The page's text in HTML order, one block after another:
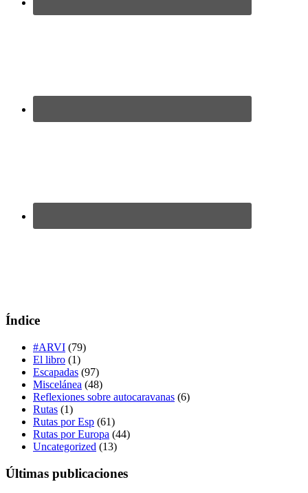
Índice
#ARVI (79)
El libro (1)
Escapadas (97)
Miscelánea (48)
Reflexiones sobre autocaravanas (6)
Rutas (1)
Rutas por Esp (61)
Rutas por Europa (44)
Uncategorized (13)
Últimas publicaciones